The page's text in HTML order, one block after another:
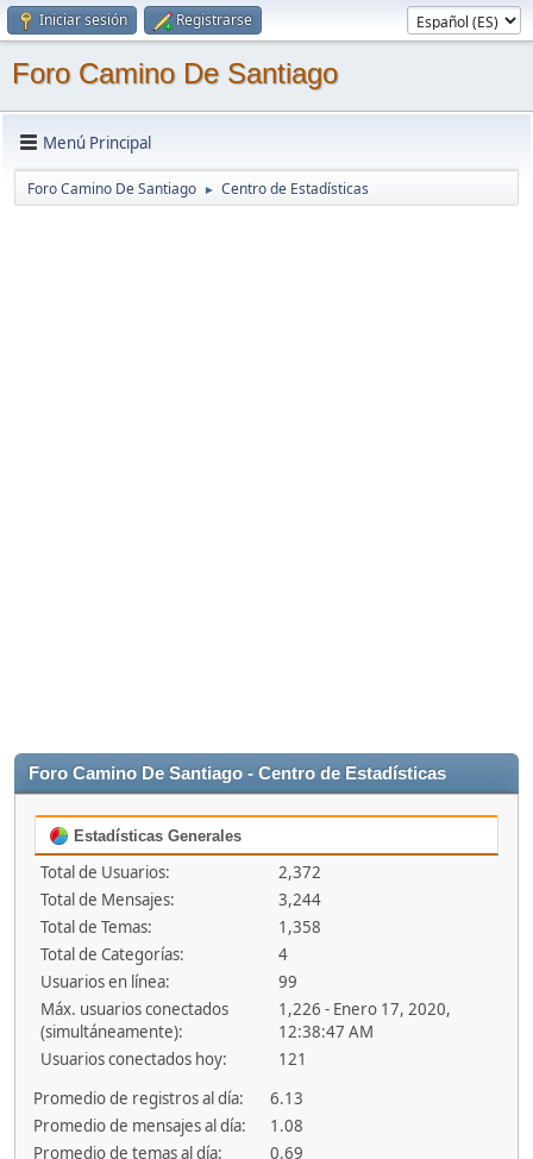
Iniciar sesión Registrarse
Foro Camino De Santiago
Menú Principal
Foro Camino De Santiago ► Centro de Estadísticas
Foro Camino De Santiago - Centro de Estadísticas
Estadísticas Generales
Total de Usuarios:
2,372
Total de Mensajes:
3,244
Total de Temas:
1,358
Total de Categorías:
4
Usuarios en línea:
99
Máx. usuarios conectados
(simultáneamente):
1,226 - Enero 17, 2020,
12:38:47 AM
Usuarios conectados hoy:
121
Promedio de registros al día:
6.13
Promedio de mensajes al día:
1.08
Promedio de temas al día:
0.69